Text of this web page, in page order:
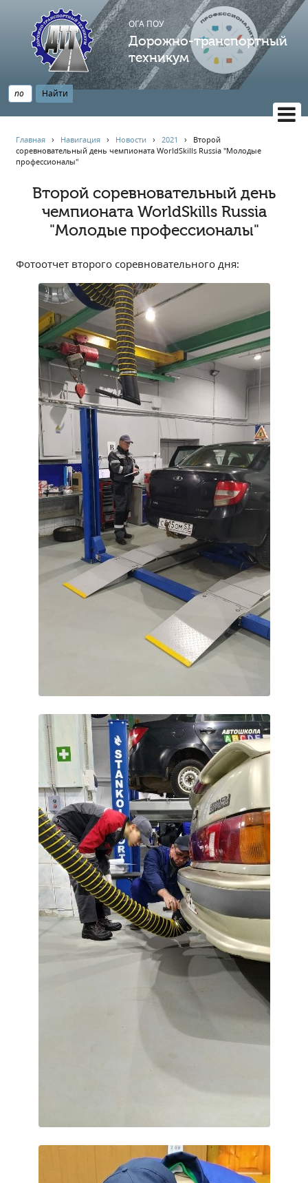
ОГА ПОУ
Дорожно-транспортный
техникум
НАВИГАЦИЯ
Профессионалитет
АБИТУРИЕНТУ
Опрос по качеству образования
Новости
Информация
Независимая оценка качества
Профориентация
Обращения онлайн
Контакты
Региональный центр по профилактике ДДТТ
Учебно-производственный комплекс
Центр карьеры
Противодействие коррупции
Всероссийское чемпионатное движение
Региональная инновационная площадка
СВЕДЕНИЯ ОБ ОБРАЗОВАТЕЛЬНОЙ ОРГАНИЗАЦИИ
Основные сведения
Структура и органы управления образовательной
организацией
Образовательные стандарты и требования
Педагогический состав
Материально-техническое обеспечение и
оснащенность образовательного процесса.
Доступная среда
Стипендии и меры поддержки обучающихся
Платные образовательные услуги
Финансово-хозяйственная деятельность
Вакантные места для приёма (перевода)
Международное сотрудничество
Организация питания в образовательной
организации
УЧЕБНАЯ РАБОТА
Расписание занятий
Заочное отделение
Безопасность на железной дороге
Дополнительное образование
Памятные даты военной истории
Пожарная безопасность
Программа воспитания
Главная › Навигация › Новости ›2021 › Второй
соревновательный день чемпионата WorldSkills Russia "Молодые
профессионалы"
Второй соревновательный день
чемпионата WorldSkills Russia
"Молодые профессионалы"
Фотоотчет второго соревновательного дня: